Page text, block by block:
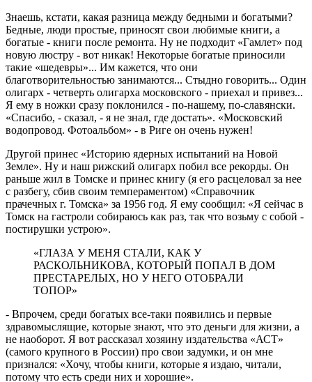
Знаешь, кстати, какая разница между бедными и богатыми?
Бедные, люди простые, приносят свои любимые книги, а
богатые - книги после ремонта. Ну не подходит «Гамлет» под
новую люстру - вот никак! Некоторые богатые приносили
такие «шедевры»... Им кажется, что они
благотворительностью занимаются... Стыдно говорить... Один
олигарх - четверть олигарха московского - приехал и привез...
Я ему в ножки сразу поклонился - по-нашему, по-славянски.
«Спасибо, - сказал, - я не знал, где достать». «Московский
водопровод. Фотоальбом» - в Риге он очень нужен!
Другой принес «Историю ядерных испытаний на Новой
Земле». Ну и наш рижский олигарх побил все рекорды. Он
раньше жил в Томске и принес книгу (я его расцеловал за нее
с разбегу, сбив своим темпераментом) «Справочник
прачечных г. Томска» за 1956 год. Я ему сообщил: «Я сейчас в
Томск на гастроли собираюсь как раз, так что возьму с собой -
постирушки устрою».
«ГЛАЗА У МЕНЯ СТАЛИ, КАК У
РАСКОЛЬНИКОВА, КОТОРЫЙ ПОПАЛ В ДОМ
ПРЕСТАРЕЛЫХ, НО У НЕГО ОТОБРАЛИ
ТОПОР»
- Впрочем, среди богатых все-таки появились и первые
здравомыслящие, которые знают, что это деньги для жизни, а
не наоборот. Я вот рассказал хозяину издательства «АСТ»
(самого крупного в России) про свои задумки, и он мне
признался: «Хочу, чтобы книги, которые я издаю, читали,
потому что есть среди них и хорошие».